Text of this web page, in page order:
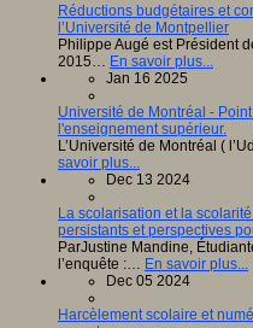
Réductions budgétaires et
l’Université de Montpellier
Philippe Augé est Président
2015… En savoir plus...
Jan 16 2025
Université de Montréal -
l'enseignement supérieur.
L’Université de Montréal (
savoir plus...
Dec 13 2024
La scolarisation et la
persistants et perspectives
ParJustine Mandine,
l’enquête :… En savoir plus...
Dec 05 2024
Harcèlement scolaire et